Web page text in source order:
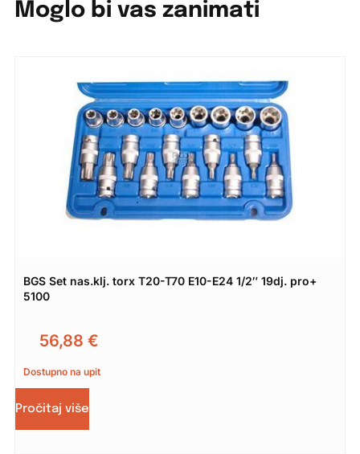
Moglo bi vas zanimati
BGS Set nas.klj. torx T20-T70 E10-E24 1/2″ 19dj. pro+
5100
56,88 €
Dostupno na upit
Pročitaj više